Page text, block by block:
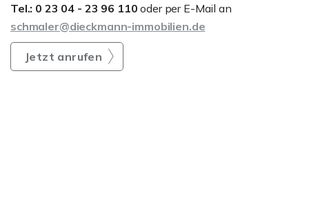
Tel.: 0 23 04 - 23 96 110oder per E-Mail an
schmaler@dieckmann-immobilien.de
Jetzt anrufen